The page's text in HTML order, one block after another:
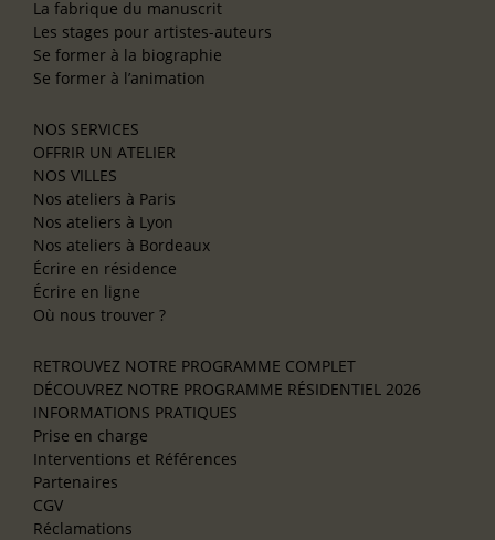
La fabrique du manuscrit
Les stages pour artistes-auteurs
Se former à la biographie
Se former à l’animation
NOS SERVICES
OFFRIR UN ATELIER
NOS VILLES
Nos ateliers à Paris
Nos ateliers à Lyon
Nos ateliers à Bordeaux
Écrire en résidence
Écrire en ligne
Où nous trouver ?
RETROUVEZ NOTRE PROGRAMME COMPLET
DÉCOUVREZ NOTRE PROGRAMME RÉSIDENTIEL 2026
INFORMATIONS PRATIQUES
Prise en charge
Interventions et Références
Partenaires
CGV
Réclamations